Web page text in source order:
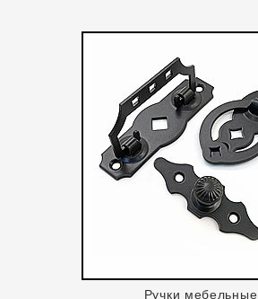
Ручки мебельные